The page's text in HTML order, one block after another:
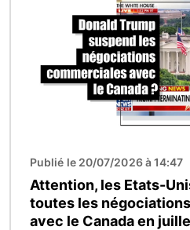
Publié le 20/07/2026 à 14:47
Attention, les Etats-
toutes les
avec le Canada en